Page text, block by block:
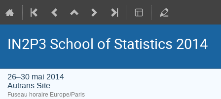
IN2P3 School of Statistics 2014
26–30 mai 2014
Autrans Site
Fuseau horaire Europe/Paris